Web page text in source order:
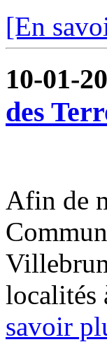
[En
10-01-
des
Afin de
localités
savoir